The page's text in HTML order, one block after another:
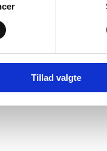
Tillad valgte